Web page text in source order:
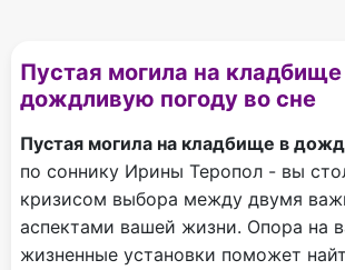
Пустая могила на кладбище
дождливую погоду во сне
Пустая могила на кладбище в
по соннику Ирины Теропол - вы
кризисом выбора между двумя
аспектами вашей жизни. Опора на
жизненные установки поможет